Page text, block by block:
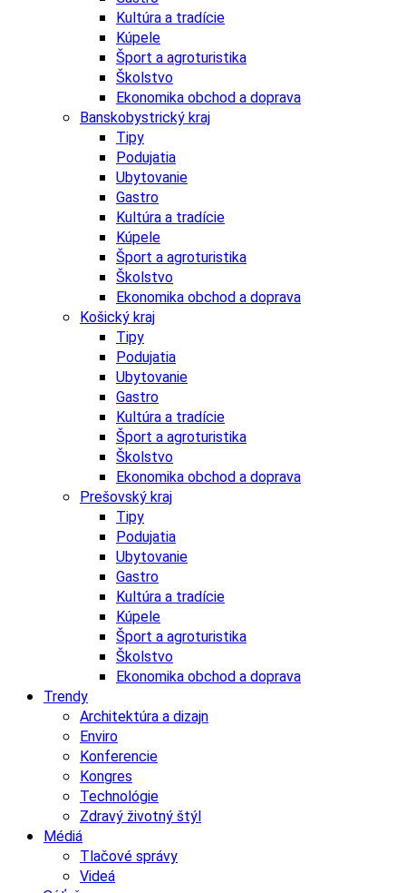
Kultúra a tradície
Kúpele
Šport a agroturistika
Školstvo
Ekonomika obchod a doprava
Banskobystrický kraj
Tipy
Podujatia
Ubytovanie
Gastro
Kultúra a tradície
Kúpele
Šport a agroturistika
Školstvo
Ekonomika obchod a doprava
Košický kraj
Tipy
Podujatia
Ubytovanie
Gastro
Kultúra a tradície
Šport a agroturistika
Školstvo
Ekonomika obchod a doprava
Prešovský kraj
Tipy
Podujatia
Ubytovanie
Gastro
Kultúra a tradície
Kúpele
Šport a agroturistika
Školstvo
Ekonomika obchod a doprava
Trendy
Architektúra a dizajn
Enviro
Konferencie
Kongres
Technológie
Zdravý životný štýl
Médiá
Tlačové správy
Videá